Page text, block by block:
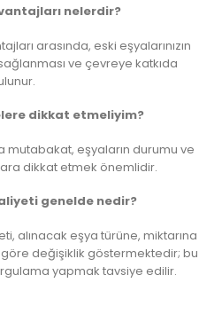
nelerdir?
arasında, eski eşyalarınızın
ve çevreye katkıda
dikkat etmeliyim?
mutabakat, eşyaların durumu ve
dikkat etmek önemlidir.
genelde nedir?
alınacak eşya türüne, miktarına
göre değişiklik göstermektedir; bu
yapmak tavsiye edilir.